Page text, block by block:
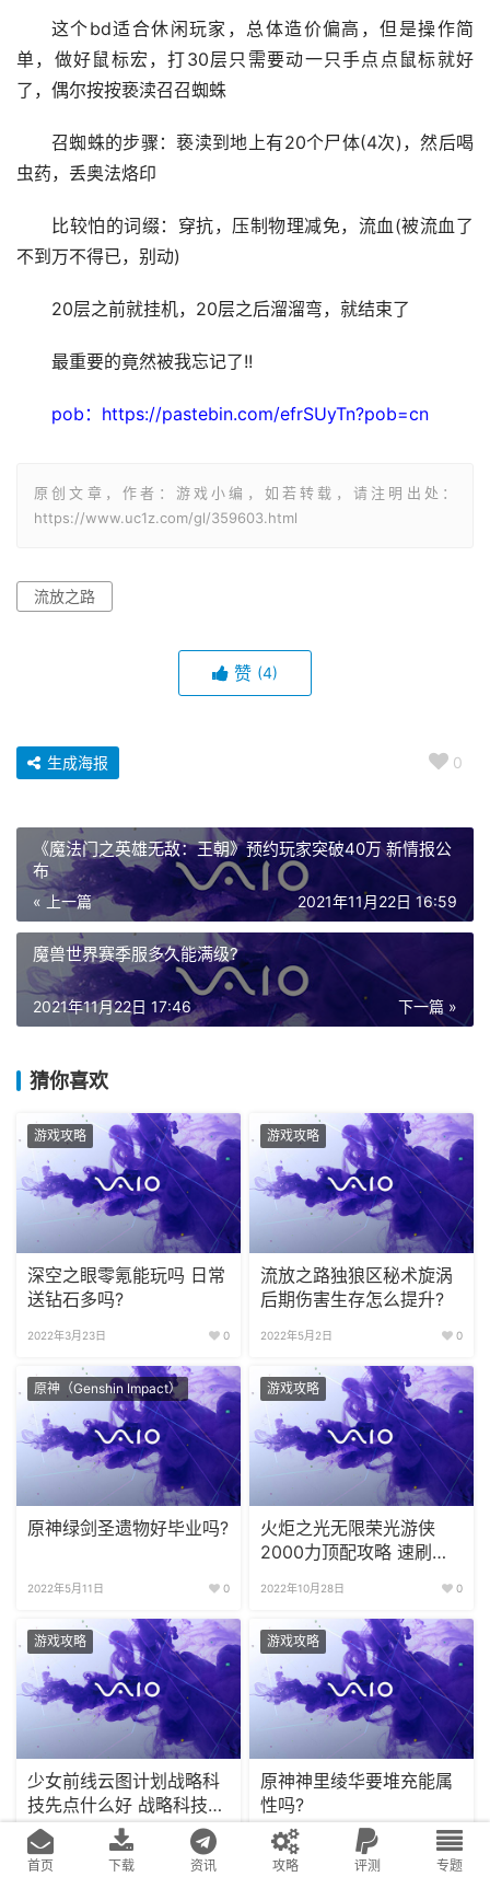
我从一天掉25张照料者打到一天掉不到10张，神恩圣甲虫
从6c被打到12c，所以我打够一条猎首就溜了，给打宝的大
佬们打圣甲虫去
这个bd适合休闲玩家，总体造价偏高，但是操作简
单，做好鼠标宏，打30层只需要动一只手点点鼠标就好
了，偶尔按按亵渎召召蜘蛛
召蜘蛛的步骤：亵渎到地上有20个尸体(4次)，然后喝
虫药，丢奥法烙印
比较怕的词缀：穿抗，压制物理减免，流血(被流血了
最重要的竟然被我忘记了!!
原创文章，作者：游戏小编，如若转载，请注明出处：
生成海报
《魔法门之英雄无敌：王朝》预约玩家突破40万 新情报公
布
« 上一篇 2021年11月22日 16:59
魔兽世界赛季服多久能满级?
下一篇 »
2021年11月22日 17:46
猜你喜欢
深空之眼零氪能玩吗 日常
送钻石多吗?
2022年3月23日 0
流放之路独狼区秘术旋涡
后期伤害生存怎么提升?
2022年5月2日 0
原神绿剑圣遗物好毕业吗?
2022年5月11日 0
火炬之光无限荣光游侠
2000力顶配攻略 速刷四
门
2022年10月28日 0
首页 下载 资讯 攻略 评测 专题